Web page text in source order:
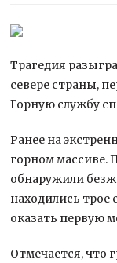
Трагедия
севере страны,
Горную службу
Ранее на
горном массиве.
обнаружили
находились трое
оказать первую
Отмечается, что